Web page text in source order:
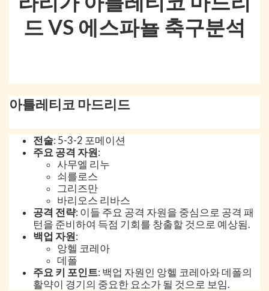
드 VS 에스파뇰 축구분석
아틀레티코 마드리드
전술: 5-3-2 포메이션
주요 공격 자원:
사무엘 리누
쇠를로스
그리즈만
바리오스 리바스
공격 전략: 이들 주요 공격 자원을 중심으로 공격 패
턴을 준비하여 득점 기회를 창출할 것으로 예상됨.
백업 자원:
앙헬 코레아
데폴
주요 키 포인트: 백업 자원인 앙헬 코레아와 데폴의
활약이 경기의 중요한 요소가 될 것으로 보임.